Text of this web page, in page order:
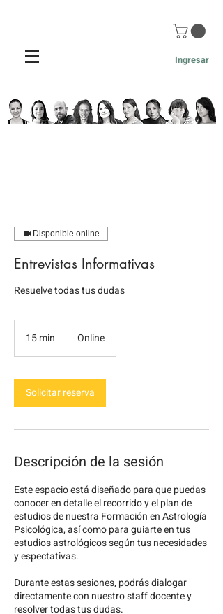
Ingresar
Disponible online
Entrevistas Informativas
Resuelve todas tus dudas
15 min
m
i
n
Online
Solicitar reserva
Descripción de la sesión
Este espacio está diseñado para que puedas
conocer en detalle el recorrido y el plan de
estudios de nuestra Formación en Astrología
Psicológica, así como para guiarte en tus
estudios astrológicos según tus necesidades
y espectativas.
Durante estas sesiones, podrás dialogar
directamente con nuestro staff docente y
resolver todas tus dudas.